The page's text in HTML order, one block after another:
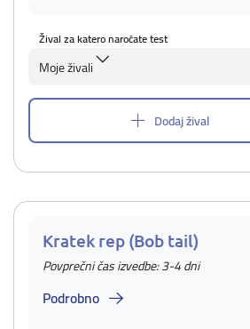
Žival za katero naročate test
Moje živali
Dodaj žival
Kratek rep (Bob tail)
Povprečni čas izvedbe: 3-4 dni
Podrobno